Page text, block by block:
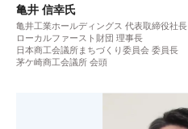
亀井 信幸氏
亀井工業ホールディングス 代表取締役社長
ローカルファースト財団 理事長
日本商工会議所まちづくり委員会 委員長
茅ケ崎商工会議所 会頭